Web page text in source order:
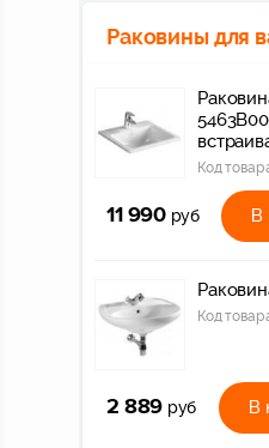
Раковины для
Код
11 990 руб В
Код
2 889 руб В